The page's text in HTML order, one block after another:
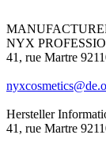
NYX
41, rue Martre
Hersteller
41, rue Martre